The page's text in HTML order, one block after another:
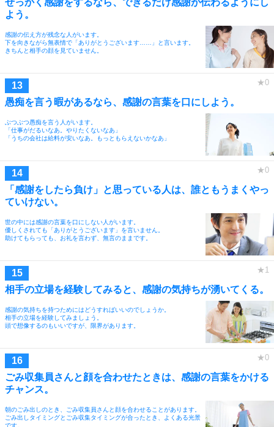
よう。
感謝の伝え方が残念な人がいます。
下を向きながら無表情で「ありがとうございます……」と言います。
きちんと相手の顔を見ていません。
愚痴を言う暇があるなら、感謝の言葉を口にしよう。
ぶつぶつ愚痴を言う人がいます。
「仕事がだるいなあ。やりたくないなあ」
「うちの会社は給料が安いなあ。もっともらえないかなあ」
「感謝をしたら負け」と思っている人は、誰ともうまくやっ
ていけない。
世の中には感謝の言葉を口にしない人がいます。
優しくされても「ありがとうございます」を言いません。
助けてもらっても、お礼を言わず、無言のままです。
相手の立場を経験してみると、感謝の気持ちが湧いてくる。
感謝の気持ちを持つためにはどうすればいいのでしょうか。
相手の立場を経験してみましょう。
頭で想像するのもいいですが、限界があります。
ごみ収集員さんと顔を合わせたときは、感謝の言葉をかける
チャンス。
朝のごみ出しのとき、ごみ収集員さんと顔を合わせることがあります。
ごみ出しタイミングとごみ収集タイミングが合ったとき、よくある光景
です。